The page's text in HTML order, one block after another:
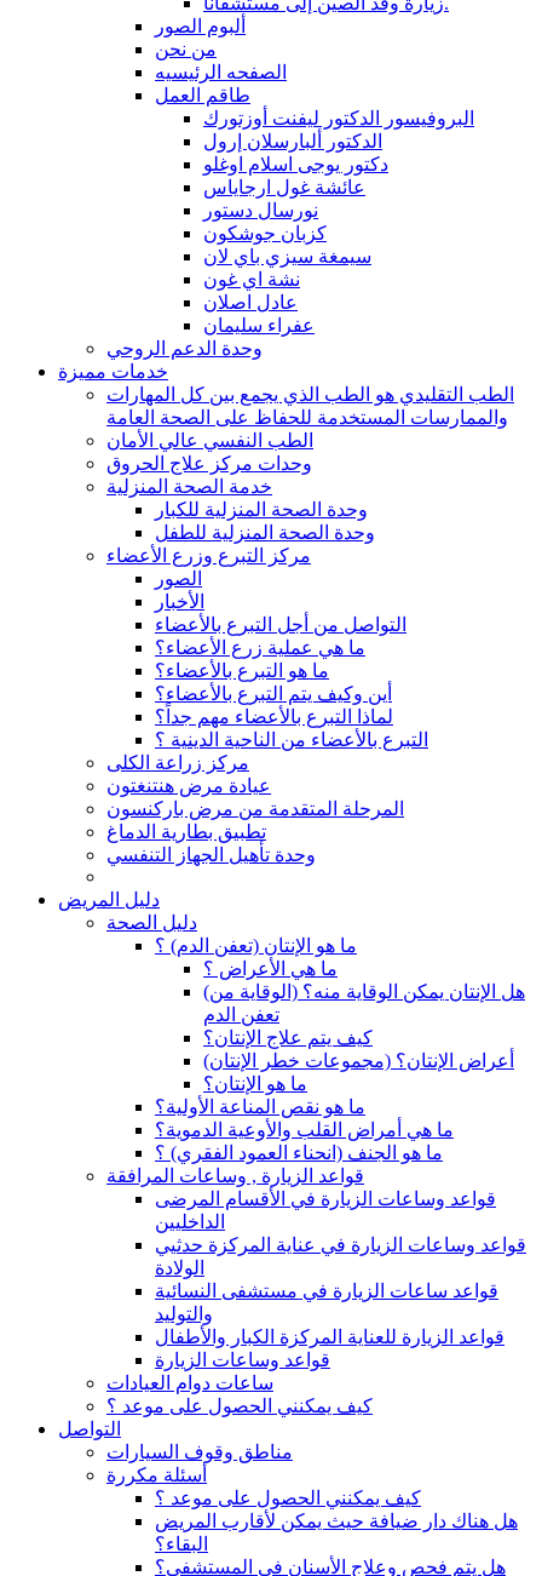
ألبوم الصور
من نحن
الصفحه الرئيسيه
طاقم العمل
البروفيسور الدكتور ليفنت أوزتورك
الدكتور ألبارسلان إرول
دكتور يوجى اسلام اوغلو
عائشة غول ارجاياس
نورسال دستور
كزبان جوشكون
سيمغة سيزي باي لان
نشة اي غون
عادل اصلان
عفراء سليمان
وحدة الدعم الروحي
خدمات مميزة
الطب التقليدي هو الطب الذي يجمع بين كل المهارات
والممارسات المستخدمة للحفاظ على الصحة العامة
الطب النفسي عالي الأمان
وحدات مركز علاج الحروق
خدمة الصحة المنزلية
وحدة الصحة المنزلية للكبار
وحدة الصحة المنزلية للطفل
مركز التبرع وزرع الأعضاء
الصور
الأخبار
التواصل من أجل التبرع بالأعضاء
ما هي عملية زرع الأعضاء؟
ما هو التبرع بالأعضاء؟
أين وكيف يتم التبرع بالأعضاء؟
لماذا التبرع بالأعضاء مهم جداً؟
التبرع بالأعضاء من الناحية الدينية ؟
مركز زراعة الكلى
عيادة مرض هنتنغتون
المرحلة المتقدمة من مرض باركنسون
تطبيق بطارية الدماغ
وحدة تأهيل الجهاز التنفسي
دليل المريض
دليل الصحة
ما هو الإنتان (تعفن الدم) ؟
ما هي الأعراض ؟
(هل الإنتان يمكن الوقاية منه؟ (الوقاية من
تعفن الدم
كيف يتم علاج الإنتان؟
(أعراض الإنتان؟ (مجموعات خطر الإنتان
ما هو الإنتان؟
ما هو نقص المناعة الأولية؟
ما هي أمراض القلب والأوعية الدموية؟
ما هو الجنف (انحناء العمود الفقري) ؟
قواعد الزيارة , وساعات المرافقة
قواعد وساعات الزيارة في الأقسام المرضى
الداخليين
قواعد وساعات الزيارة في عناية المركزة حدثيي
الولادة
قواعد ساعات الزيارة في مستشفى النسائية
والتوليد
قواعد الزيارة للعناية المركزة الكبار والأطفال
قواعد وساعات الزيارة
ساعات دوام العيادات
كيف يمكنني الحصول على موعد ؟
التواصل
مناطق وقوف السيارات
أسئلة مكررة
كيف يمكنني الحصول على موعد ؟
هل هناك دار ضيافة حيث يمكن لأقارب المريض
البقاء؟
هل يتم فحص وعلاج الأسنان في المستشفى؟